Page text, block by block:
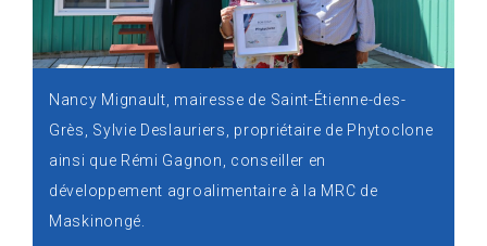
Nancy Mignault, mairesse de Saint-Étienne-des-
Grès, Sylvie Deslauriers, propriétaire de Phytoclone
ainsi que Rémi Gagnon, conseiller en
développement agroalimentaire à la MRC de
Maskinongé.